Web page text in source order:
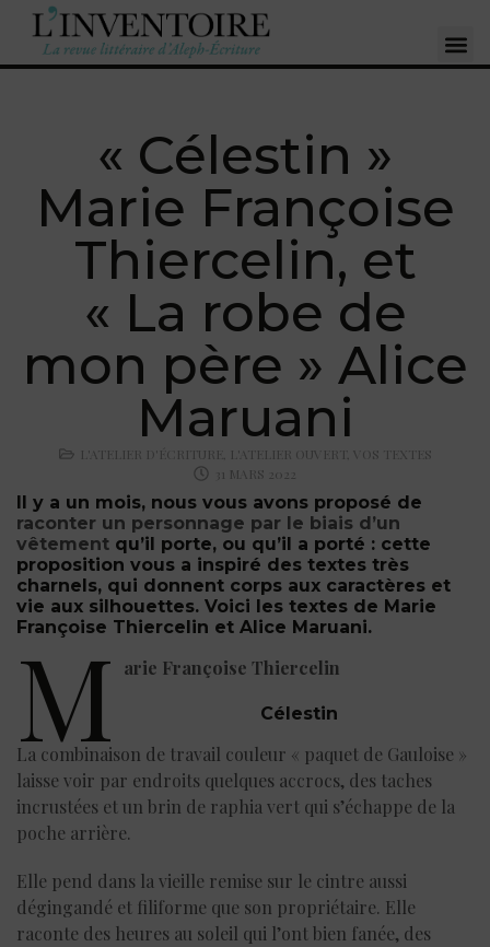
« Célestin »
Marie Françoise
Thiercelin, et
« La robe de
mon père » Alice
Maruani
L'ATELIER D'ÉCRITURE L'ATELIER OUVERT VOS TEXTES
31 MARS 2022
Il y a un mois, nous vous avons proposé de
raconter un personnage par le biais d’un
vêtement qu’il porte, ou qu’il a porté : cette
proposition vous a inspiré des textes très
charnels, qui donnent corps aux caractères et
vie aux silhouettes. Voici les textes de Marie
Françoise Thiercelin et Alice Maruani.
M arie Françoise Thiercelin
Célestin
La combinaison de travail couleur « paquet de Gauloise »
laisse voir par endroits quelques accrocs, des taches
incrustées et un brin de raphia vert qui s’échappe de la
poche arrière.
Elle pend dans la vieille remise sur le cintre aussi
dégingandé et filiforme que son propriétaire. Elle
raconte des heures au soleil qui l’ont bien fanée, des